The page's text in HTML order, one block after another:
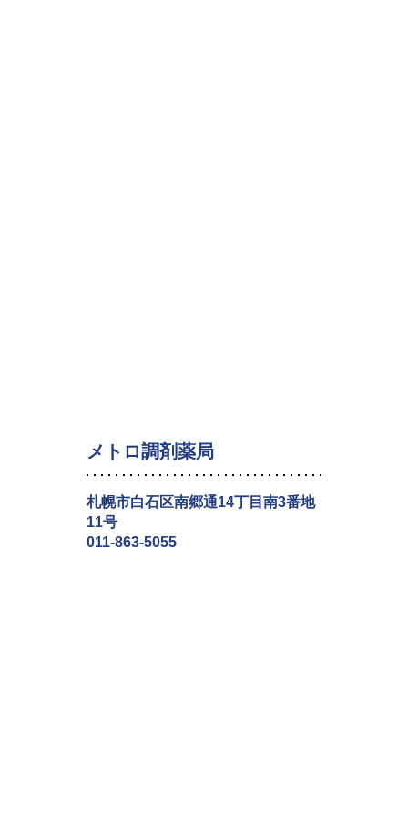
メトロ調剤薬局
札幌市白石区南郷通14丁目南3番地
11号
011-863-5055